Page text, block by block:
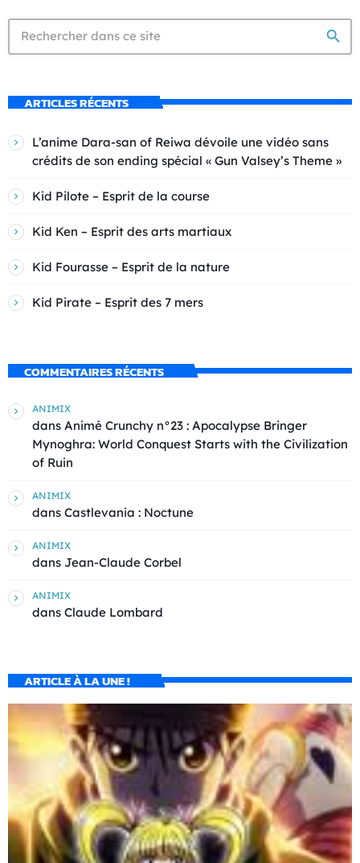
search
ARTICLES RÉCENTS
L’anime Dara-san of Reiwa dévoile une vidéo sans
crédits de son ending spécial « Gun Valsey’s Theme »
Kid Pilote – Esprit de la course
Kid Ken – Esprit des arts martiaux
Kid Fourasse – Esprit de la nature
Kid Pirate – Esprit des 7 mers
COMMENTAIRES RÉCENTS
ANIMIX
dans Animé Crunchy n°23 : Apocalypse Bringer
Mynoghra: World Conquest Starts with the Civilization
of Ruin
ANIMIX
dans Castlevania : Noctune
ANIMIX
dans Jean-Claude Corbel
ANIMIX
dans Claude Lombard
ARTICLE À LA UNE !